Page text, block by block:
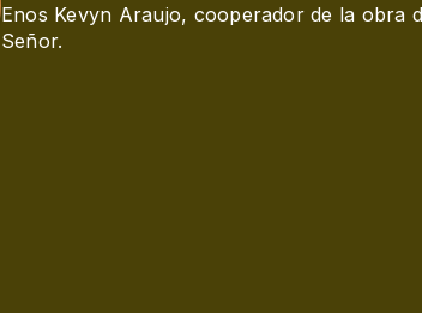
Enos Kevyn Araujo, cooperador de la obra del
Señor.